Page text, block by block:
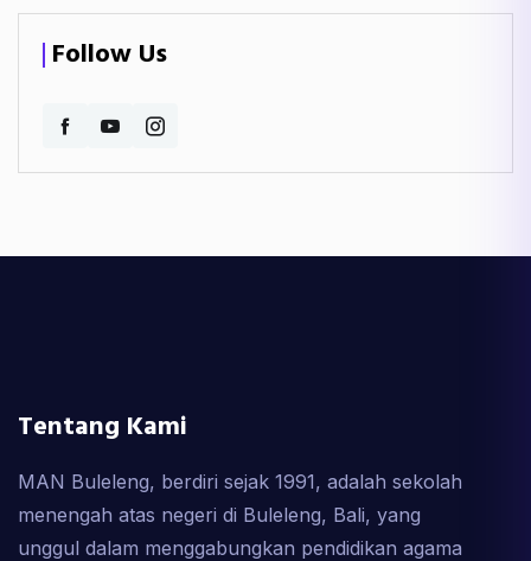
Follow Us
Tentang Kami
MAN Buleleng, berdiri sejak 1991, adalah sekolah
menengah atas negeri di Buleleng, Bali, yang
unggul dalam menggabungkan pendidikan agama